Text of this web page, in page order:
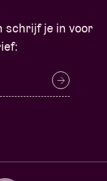
schrijf je in voor